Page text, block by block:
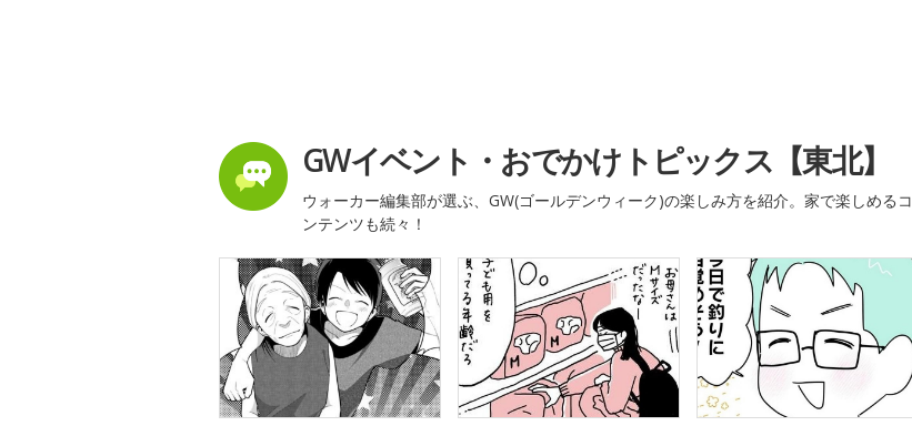
GWイベント・おでかけトピックス【東北】
ウォーカー編集部が選ぶ、GW(ゴールデンウィーク)の楽しみ方を紹介。家で楽しめるコ
ンテンツも続々！